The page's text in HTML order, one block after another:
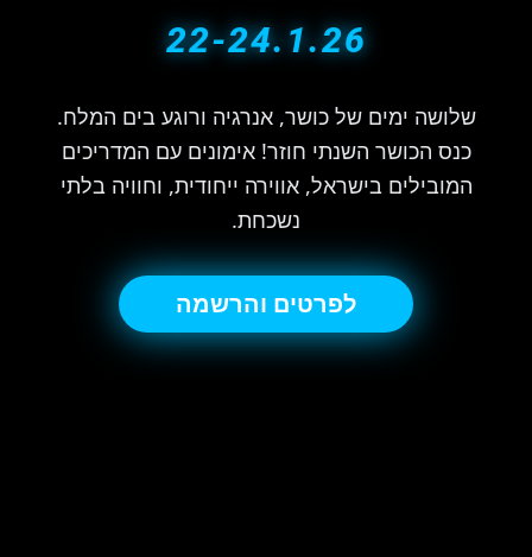
22-24.1.26
שלושה ימים של כושר, אנרגיה ורוגע בים המלח.
כנס הכושר השנתי חוזר! אימונים עם המדריכים
המובילים בישראל, אווירה ייחודית, וחוויה בלתי
נשכחת.
לפרטים והרשמה